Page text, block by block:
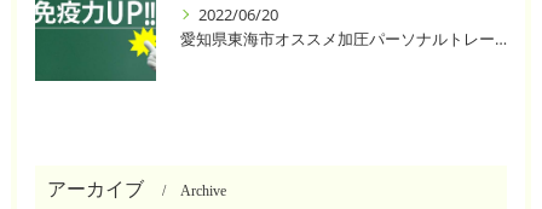
2022/06/20
愛知県東海市オススメ加圧パーソナルトレーニングジム One❣️
アーカイブ Archive